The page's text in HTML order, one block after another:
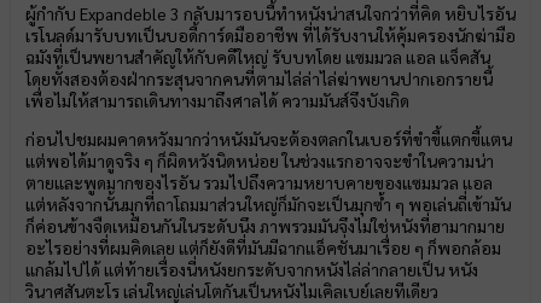
ผู้กำกับ Expandeble 3 กลับมารอบนี้ทำหนังน่าสนใจกว่าที่คิด หยิบไรอัน
เรโนลด์มารับบทเป็นบอดี้การ์ดมืออาชีพ ที่ได้รับงานให้คุ้มครองนักฆ่ามือ
ฉมังที่เป็นพยานสำคัญให้กับคดีใหญ่ รับบทโดย แซมมวล แอล แจ็คสัน
โดยทั้งสองต้องฝ่ากระสุนจากคนที่ตามไล่ล่าไล่ฆ่าพยานปากเอกรายนี้
เพื่อไม่ให้สามารถเดินทางมาถึงศาลได้ ความมันส์จึงบังเกิด
ก่อนไปชมผมคาดหวังมากว่าหนังมันจะต้องตลกในเบอร์ที่ขำขี้แตกขี้แตน
แต่พอได้มาดูจริง ๆ ก็ผิดหวังนิดหน่อย ในช่วงแรกอาจจะขำในความน่า
ตายและพูดมากของไรอัน รวมไปถึงความหยาบคายของแซมมวล แอล
แต่หลังจากนั้นมุกที่ถาโถมมาส่วนใหญ่ก็มักจะเป็นมุกซ้ำ ๆ พอเล่นถี่เข้ามัน
ก็ค่อนข้างจืดเหมือนกันในระดับนึง ภาพรวมมันจึงไม่ใช่หนังที่ฮามากมาย
อะไรอย่างที่ผมคิดเลย แต่ก็ยังดีที่มันมีฉากแอ็คชั่นมาเรื่อย ๆ ก็พอกล้อม
แกล้มไปได้ แต่ท้ายเรื่องนี่หนังยกระดับจากหนังไล่ล่ากลายเป็น หนัง
วินาศสันตะโร เล่นใหญ่เล่นโตกันเป็นหนังไมเคิลเบย์เลยทีเดียว